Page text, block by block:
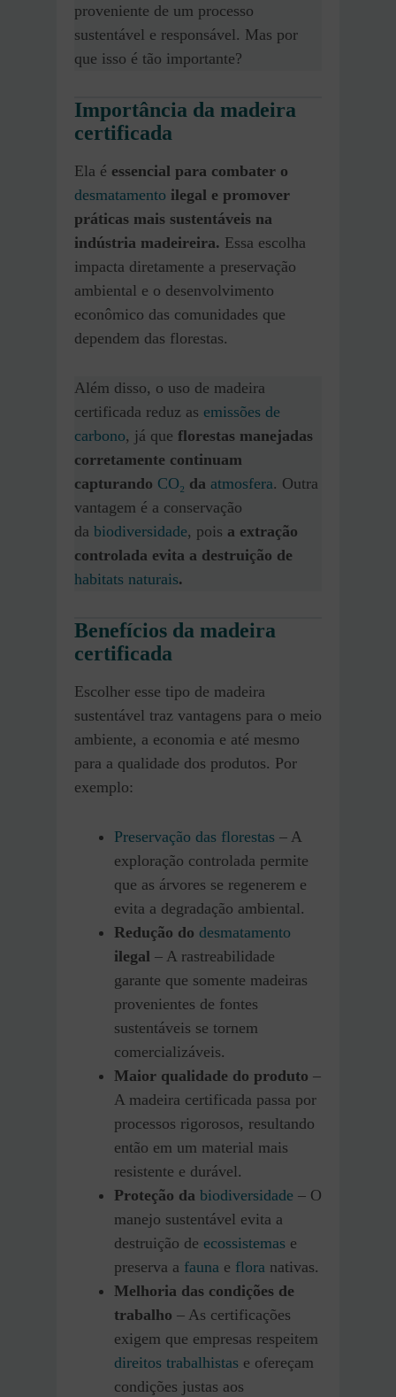
proveniente de um processo
sustentável e responsável. Mas por
que isso é tão importante?
Importância da madeira
certificada
Ela é essencial para combater o
desmatamento ilegal e promover
práticas mais sustentáveis na
indústria madeireira. Essa escolha
impacta diretamente a preservação
ambiental e o desenvolvimento
econômico das comunidades que
dependem das florestas.
Além disso, o uso de madeira
certificada reduz as emissões de
carbono, já que florestas manejadas
corretamente continuam
capturando CO₂ da atmosfera. Outra
vantagem é a conservação
da biodiversidade, pois a extração
controlada evita a destruição de
habitats naturais.
Benefícios da madeira
certificada
Escolher esse tipo de madeira
sustentável traz vantagens para o meio
ambiente, a economia e até mesmo
para a qualidade dos produtos. Por
exemplo:
Preservação das florestas – A
exploração controlada permite
que as árvores se regenerem e
evita a degradação ambiental.
Redução do desmatamento
ilegal – A rastreabilidade
garante que somente madeiras
provenientes de fontes
sustentáveis se tornem
comercializáveis.
Maior qualidade do produto –
A madeira certificada passa por
processos rigorosos, resultando
então em um material mais
resistente e durável.
Proteção da biodiversidade – O
manejo sustentável evita a
destruição de ecossistemas e
preserva a fauna e flora nativas.
Melhoria das condições de
trabalho – As certificações
exigem que empresas respeitem
direitos trabalhistas e ofereçam
condições justas aos